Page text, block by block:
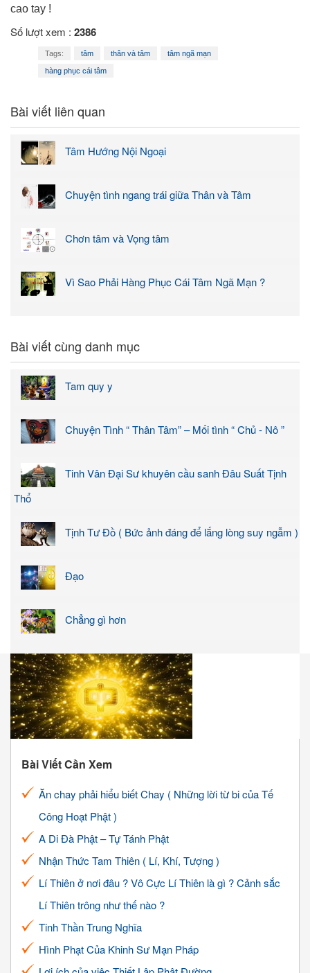
cao tay !
Số lượt xem : 2386
Tags: tâm thân và tâm tâm ngã mạn
hàng phục cái tâm
Bài viết liên quan
Tâm Hướng Nội Ngoại
Chuyện tình ngang trái giữa Thân và Tâm
Chơn tâm và Vọng tâm
Vì Sao Phải Hàng Phục Cái Tâm Ngã Mạn ?
Bài viết cùng danh mục
Tam quy y
Chuyện Tình “ Thân Tâm” – Mối tình “ Chủ - Nô ”
Tinh Vân Đại Sư khuyên cầu sanh Đâu Suất Tịnh
Thổ
Tịnh Tư Đồ ( Bức ảnh đáng để lắng lòng suy ngẫm )
Đạo
Chẳng gì hơn
Bài Viết Cần Xem
Ăn chay phải hiểu biết Chay ( Những lời từ bi của Tế
Công Hoạt Phật )
A Di Đà Phật – Tự Tánh Phật
Nhận Thức Tam Thiên ( Lí, Khí, Tượng )
Lí Thiên ở nơi đâu ? Vô Cực Lí Thiên là gì ? Cảnh sắc
Lí Thiên trông như thế nào ?
Tinh Thần Trung Nghĩa
Hình Phạt Của Khinh Sư Mạn Pháp